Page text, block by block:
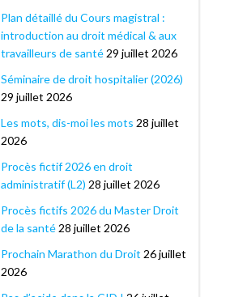
Plan détaillé du Cours magistral :
introduction au droit médical & aux
travailleurs de santé 29 juillet 2026
Séminaire de droit hospitalier (2026)
29 juillet 2026
Les mots, dis-moi les mots 28 juillet
2026
Procès fictif 2026 en droit
administratif (L2) 28 juillet 2026
Procès fictifs 2026 du Master Droit
de la santé 28 juillet 2026
Prochain Marathon du Droit 26 juillet
2026